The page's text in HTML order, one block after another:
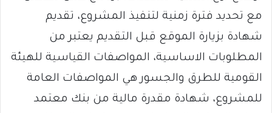
مع تحديد فترة زمنية لتنفيذ المشروع، تقديم
شهادة بزيارة الموقع قبل التقديم يعتبر من
المطلوبات الاساسية، المواصفات القياسية للهيئة
القومية للطرق والجسور هي المواصفات العامة
للمشروع، شهادة مقدرة مالية من بنك معتمد